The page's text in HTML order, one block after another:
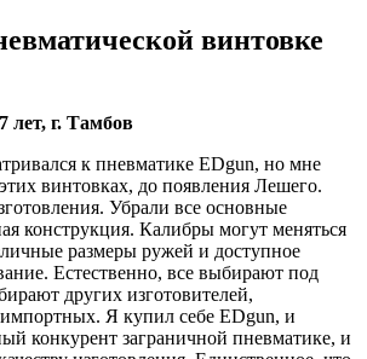
винтовке
лет, г. Тамбов
к пневматике EDgun, но мне
винтовках, до появления Лешего.
Убрали все основные
конструкция. Калибры могут меняться
размеры ружей и доступное
Естественно, все выбирают под
других изготовителей,
Я купил себе EDgun, и
конкурент заграничной пневматике, и